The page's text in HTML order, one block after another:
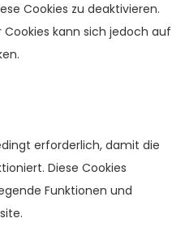
Cookies zu deaktivieren.
kann sich jedoch auf
erforderlich, damit die
Diese Cookies
Funktionen und